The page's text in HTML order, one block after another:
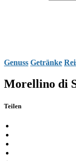
Genuss Getränke
Morellino di
Teilen